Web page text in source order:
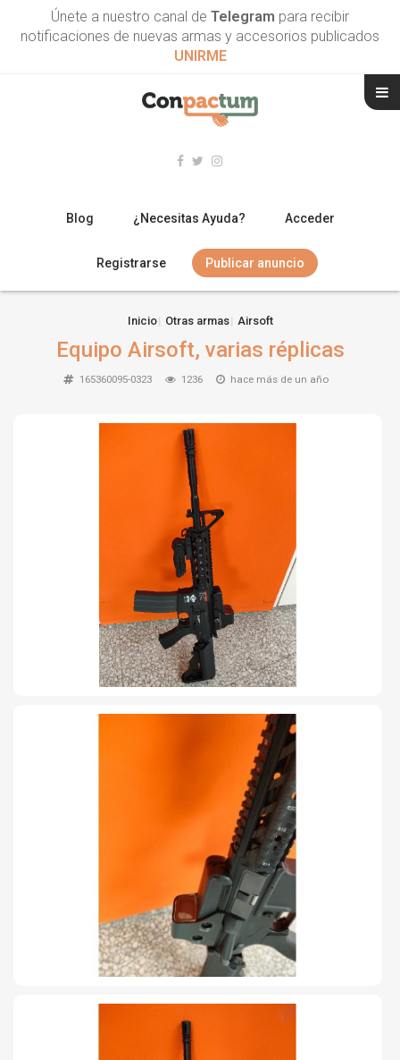
Únete a nuestro canal de Telegram para recibir
notificaciones de nuevas armas y accesorios publicados
UNIRME
Blog ¿Necesitas Ayuda? Acceder
Registrarse Publicar anuncio
ESCOPETAS
ARMAS CORTAS
TIRO Y COMPETICIÓN
Inicio Otras armas Airsoft
Equipo Airsoft, varias réplicas
165360095-0323 1236 hace más de un año